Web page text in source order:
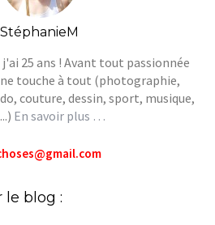
StéphanieM
25 ans ! Avant tout passionnée
touche à tout (photographie,
couture, dessin, sport, musique,
En savoir plus …
le blog :